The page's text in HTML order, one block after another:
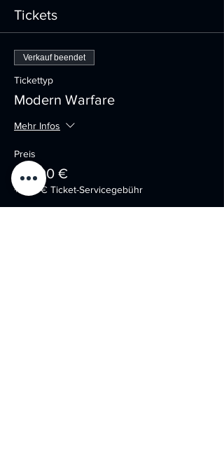
Tickets
Verkauf beendet
Tickettyp
Modern Warfare
Mehr Infos
Preis
179,00 €
+4,48 € Ticket-Servicegebühr